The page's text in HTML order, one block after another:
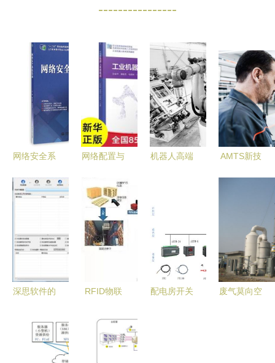
----------------
网络安全系
二五”职业
全国职业教
委员会审
业教育精品
示范教材
(信息安全
网络配置与
机器人高端
业机器人行
业机遇与趋
势与网络系
统集成
AMTS新技
重塑网络系
统集成新格
局
深思软件的
网络安全准
入的价值讨
RFID物联
可视化 值
配电房开关
废气莫向空